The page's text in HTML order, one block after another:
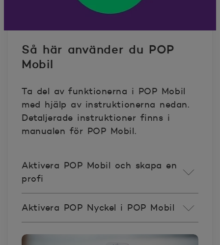
Så här använder du POP
Mobil
Ta del av funktionerna i POP Mobil
med hjälp av instruktionerna nedan.
Detaljerade instruktioner finns i
manualen för POP Mobil.
Aktivera POP Mobil och skapa en
profi
Aktivera POP Nyckel i POP Mobil